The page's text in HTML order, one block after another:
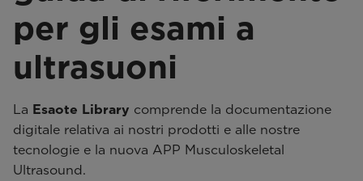
per gli esami a
ultrasuoni
La Esaote Library comprende la documentazione
digitale relativa ai nostri prodotti e alle nostre
tecnologie e la nuova APP Musculoskeletal
Ultrasound.